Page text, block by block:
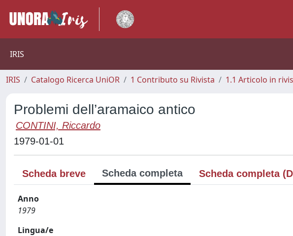
IRIS
IRIS Catalogo Ricerca UniOR 1 Contributo su Rivista 1.1 Articolo in
Problemi dell’aramaico antico
CONTINI, Riccardo
1979-01-01
Scheda breve Scheda completa Scheda completa
Anno
1979
Lingua/e